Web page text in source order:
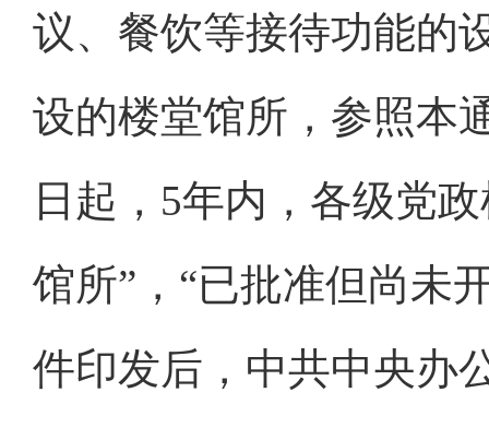
议、餐饮等接待功能的
设的楼堂馆所，参照本
日起，5年内，各级党
馆所”，“已批准但尚未
件印发后，中共中央办